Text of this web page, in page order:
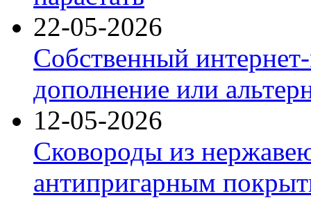
22-05-2026
Собственный
дополнение или
12-05-2026
Сковороды из
антипригарным